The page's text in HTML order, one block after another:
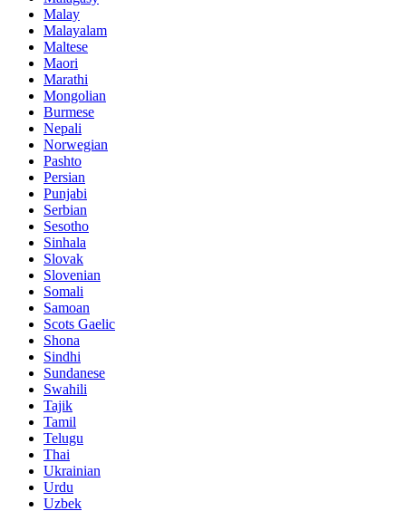
Malay
Malayalam
Maltese
Maori
Marathi
Mongolian
Burmese
Nepali
Norwegian
Pashto
Persian
Punjabi
Serbian
Sesotho
Sinhala
Slovak
Slovenian
Somali
Samoan
Scots Gaelic
Shona
Sindhi
Sundanese
Swahili
Tajik
Tamil
Telugu
Thai
Ukrainian
Urdu
Uzbek